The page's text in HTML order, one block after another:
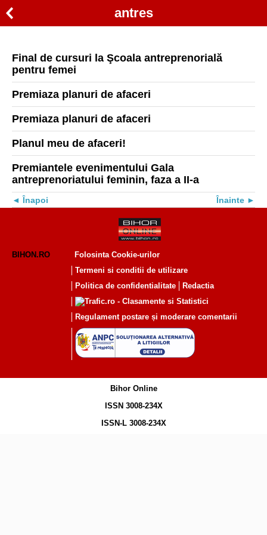
antres
Final de cursuri la Şcoala antreprenorială
pentru femei
Premiaza planuri de afaceri
Premiaza planuri de afaceri
Planul meu de afaceri!
Premiantele evenimentului Gala
antreprenoriatului feminin, faza a II-a
Înapoi Înainte
BIHON.RO
Folosinta Cookie-urilor
Termeni si conditii de utilizare
Politica de confidentialitate
Redactia
Regulament postare și moderare comentarii
Bihor Online
ISSN 3008-234X
ISSN-L 3008-234X